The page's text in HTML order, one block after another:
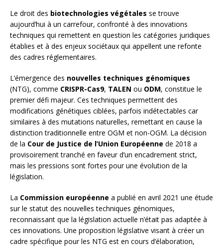
Le droit des biotechnologies végétales se trouve
aujourd’hui à un carrefour, confronté à des innovations
techniques qui remettent en question les catégories juridiques
établies et à des enjeux sociétaux qui appellent une refonte
des cadres réglementaires.
L’émergence des nouvelles techniques génomiques
(NTG), comme CRISPR-Cas9, TALEN ou ODM, constitue le
premier défi majeur. Ces techniques permettent des
modifications génétiques ciblées, parfois indétectables car
similaires à des mutations naturelles, remettant en cause la
distinction traditionnelle entre OGM et non-OGM. La décision
de la Cour de Justice de l’Union Européenne de 2018 a
provisoirement tranché en faveur d’un encadrement strict,
mais les pressions sont fortes pour une évolution de la
législation.
La Commission européenne a publié en avril 2021 une étude
sur le statut des nouvelles techniques génomiques,
reconnaissant que la législation actuelle n’était pas adaptée à
ces innovations. Une proposition législative visant à créer un
cadre spécifique pour les NTG est en cours d’élaboration,